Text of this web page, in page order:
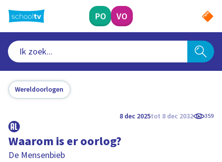
naar
hoofdinhoud
PO VO
Wereldoorlogen
8 dec 2025tot 8 dec 2032 359
Waarom is er oorlog?
De Mensenbieb